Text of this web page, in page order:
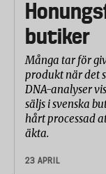
butiker
Många tar för
produkt när det
DNA-analyser
säljs i svenska
hårt processad
äkta.
23 APRIL